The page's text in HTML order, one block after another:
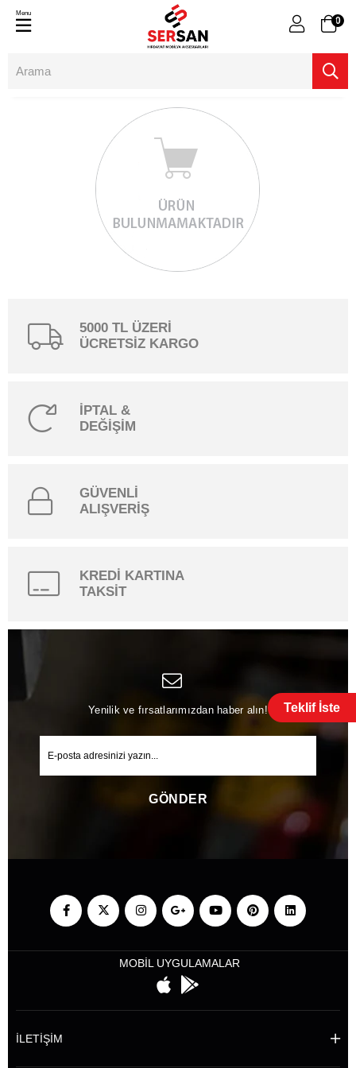
Teklif İste
0
Menu
5000 TL ÜZERİ
ÜCRETSİZ KARGO
İPTAL &
DEĞİŞİM
GÜVENLİ
ALIŞVERİŞ
KREDİ KARTINA
TAKSİT
Yenilik ve fırsatlarımızdan haber alın!
GÖNDER
MOBİL UYGULAMALAR
İLETİŞİM